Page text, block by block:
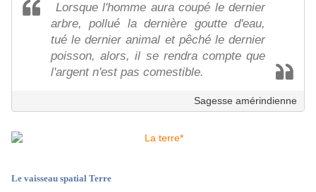
Lorsque l'homme aura coupé le dernier
arbre, pollué la dernière goutte d'eau,
tué le dernier animal et pêché le dernier
poisson, alors, il se rendra compte que
l'argent n'est pas comestible.
Sagesse amérindienne
Le vaisseau spatial Terre